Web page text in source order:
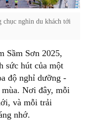
chục nghìn du khách tới
Sầm Sơn 2025,
sức hút của một
độ nghỉ dưỡng -
Nơi đây, mỗi
và mỗi trải
nhớ.